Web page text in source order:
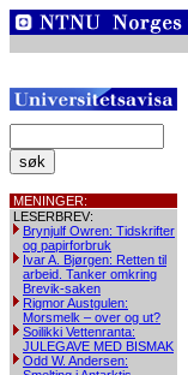
MENINGER:
LESERBREV:
Brynjulf Owren: Tidskrifter
og papirforbruk
Ivar A. Bjørgen: Retten til
arbeid. Tanker omkring
Brevik-saken
Rigmor Austgulen:
Morsmelk – over og ut?
Soilikki Vettenranta:
JULEGAVE MED BISMAK
Odd W. Andersen: